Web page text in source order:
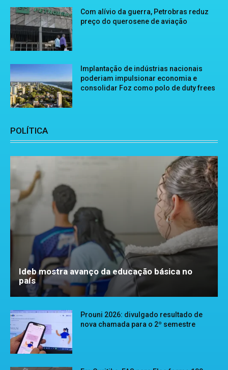
Com alívio da guerra, Petrobras reduz
preço do querosene de aviação
Implantação de indústrias nacionais
poderiam impulsionar economia e
consolidar Foz como polo de duty frees
POLÍTICA
Ideb mostra avanço da educação básica no
país
Prouni 2026: divulgado resultado de
nova chamada para o 2º semestre